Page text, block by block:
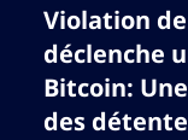
Violation
déclenche
Bitcoin:
des